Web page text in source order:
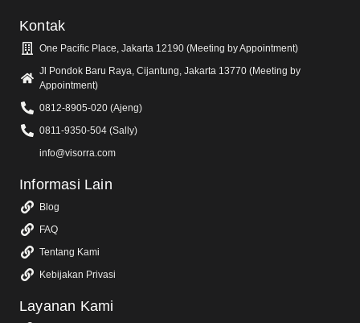
Kontak
One Pacific Place, Jakarta 12190 (Meeting by Appointment)
Jl Pondok Baru Raya, Cijantung, Jakarta 13770 (Meeting by
Appointment)
0812-8905-020 (Ajeng)
0811-9350-504 (Sally)
info@visorra.com
Informasi Lain
Blog
FAQ
Tentang Kami
Kebijakan Privasi
Layanan Kami